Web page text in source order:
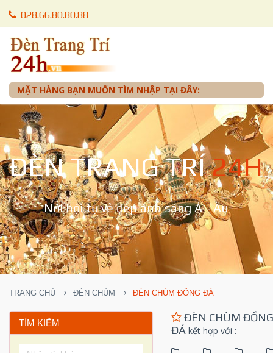
028.66.80.80.88
0905 012 099 - Mr. Tuấn
MẶT HÀNG BẠN MUỐN TÌM NHẬP TẠI ĐÂY:
ĐÈN TRANG TRÍ24H
Nơi hội tụ vẻ đẹp ánh sáng Á - Âu
TRANG CHỦ ĐÈN CHÙM ĐÈN CHÙM ĐỒNG ĐÁ
TÌM KIẾM
ĐÈN CHÙM ĐỒNG
ĐÁkết hợp với :